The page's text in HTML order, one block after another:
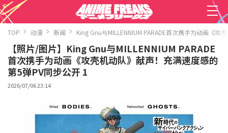
TOP 动漫 新闻 King Gnu与MILLENNIUM PARADE首次携手为动画《
【照片/图片】King Gnu与MILLENNIUM PARADE
首次携手为动画《攻壳机动队》献声！充满速度感的
第5弹PV同步公开 1
2026/07/06 23:14